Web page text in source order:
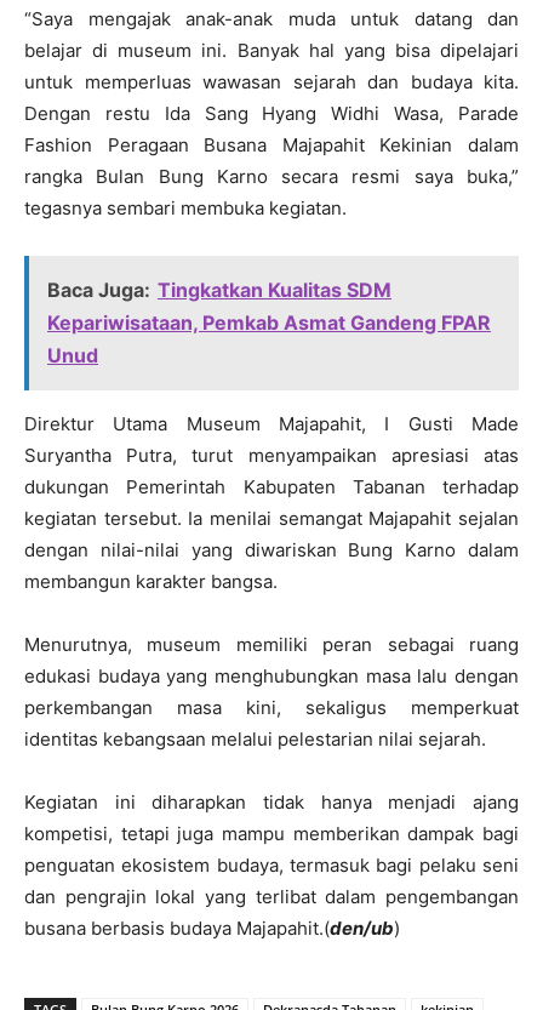
“Saya mengajak anak-anak muda untuk datang dan
belajar di museum ini. Banyak hal yang bisa dipelajari
untuk memperluas wawasan sejarah dan budaya kita.
Dengan restu Ida Sang Hyang Widhi Wasa, Parade
Fashion Peragaan Busana Majapahit Kekinian dalam
rangka Bulan Bung Karno secara resmi saya buka,”
tegasnya sembari membuka kegiatan.
Baca Juga: Tingkatkan Kualitas SDM
Kepariwisataan, Pemkab Asmat Gandeng FPAR
Unud
Direktur Utama Museum Majapahit, I Gusti Made
Suryantha Putra, turut menyampaikan apresiasi atas
dukungan Pemerintah Kabupaten Tabanan terhadap
kegiatan tersebut. Ia menilai semangat Majapahit sejalan
dengan nilai-nilai yang diwariskan Bung Karno dalam
membangun karakter bangsa.
Menurutnya, museum memiliki peran sebagai ruang
edukasi budaya yang menghubungkan masa lalu dengan
perkembangan masa kini, sekaligus memperkuat
identitas kebangsaan melalui pelestarian nilai sejarah.
Kegiatan ini diharapkan tidak hanya menjadi ajang
kompetisi, tetapi juga mampu memberikan dampak bagi
penguatan ekosistem budaya, termasuk bagi pelaku seni
dan pengrajin lokal yang terlibat dalam pengembangan
busana berbasis budaya Majapahit.(den/ub)